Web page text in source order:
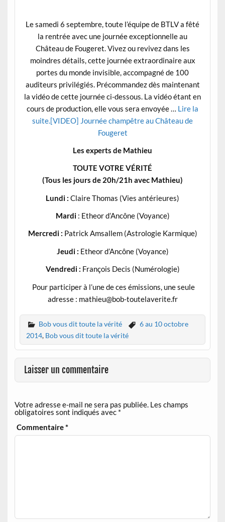
Le samedi 6 septembre, toute l’équipe de BTLV a fêté
la rentrée avec une journée exceptionnelle au
Château de Fougeret. Vivez ou revivez dans les
moindres détails, cette journée extraordinaire aux
portes du monde invisible, accompagné de 100
auditeurs privilégiés. Précommandez dès maintenant
la vidéo de cette journée ci-dessous. La vidéo étant en
cours de production, elle vous sera envoyée … Lire la
suite. [VIDEO] Journée champêtre au Château de
Fougeret
Les experts de Mathieu
TOUTE VOTRE VÉRITÉ
(Tous les jours de 20h/21h avec Mathieu)
Lundi : Claire Thomas (Vies antérieures)
Mardi: Etheor d’Ancône (Voyance)
Mercredi : Patrick Amsallem (Astrologie Karmique)
Jeudi : Etheor d’Ancône (Voyance)
Vendredi : François Decis (Numérologie)
Pour participer à l’une de ces émissions, une seule
adresse : mathieu@bob-toutelaverite.fr
Bob vous dit toute la vérité
6 au 10 octobre
2014, Bob vous dit toute la vérité
Laisser un commentaire
Votre adresse e-mail ne sera pas publiée. Les champs
obligatoires sont indiqués avec *
Commentaire*